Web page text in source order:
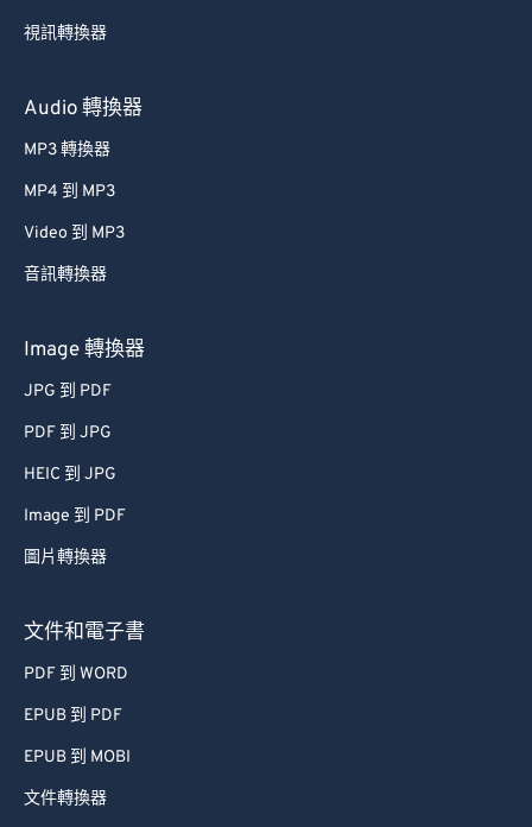
視訊轉換器
Audio 轉換器
MP3 轉換器
MP4 到 MP3
Video 到 MP3
音訊轉換器
Image 轉換器
JPG 到 PDF
PDF 到 JPG
HEIC 到 JPG
Image 到 PDF
圖片轉換器
文件和電子書
PDF 到 WORD
EPUB 到 PDF
EPUB 到 MOBI
文件轉換器